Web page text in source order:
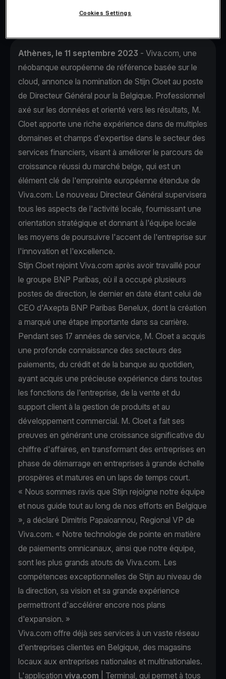
Athènes, le 11 septembre 2023 - Viva.com, une
néobanque européenne de référence basée sur le
cloud, annonce la nomination de Stijn Cloet au poste
de Directeur Général pour la Belgique. Professionnel
axé sur les données et orienté vers les résultats, M.
Cloet apporte une riche expérience dans de multiples
domaines et champs d'expertise dans le secteur des
services financiers, visant à améliorer le parcours de
croissance réussi du marché belge, qui est un
élément clé de l'empreinte européenne étendue de
Viva.com. Le nouveau Directeur Général supervisera
tous les aspects de l'activité locale, fournissant une
orientation stratégique et donnant à l'équipe locale
les moyens de poursuivre l'accent de l'entreprise sur
l'innovation et l'excellence.
Stijn Cloet rejoint Viva.com après avoir travaillé pour
le groupe BNP Paribas, où il a occupé plusieurs
postes de direction, le dernier en date étant celui de
CEO d'Axepta BNP Paribas Benelux, dont la création
a marqué une étape importante dans sa carrière.
Pendant ses 17 années de service, M. Cloet a acquis
une profonde connaissance des secteurs des
paiements, du crédit et de la banque au quotidien,
ayant acquis une précieuse expérience dans toutes
les fonctions de l'entreprise, de la vente et du
support client à la gestion de produits et au
développement commercial. M. Cloet a fait ses
preuves en générant une croissance significative du
chiffre d'affaires, en transformant des entreprises en
phase de démarrage en entreprises à grande échelle
prospères et matures en un laps de temps court.
« Nous sommes ravis que Stijn rejoigne notre équipe
et nous guide tout au long de nos efforts en Belgique
», a déclaré Dimitris Papaioannou, Regional VP de
Viva.com. « Notre technologie de pointe en matière
de paiements omnicanaux, ainsi que notre équipe,
sont les plus grands atouts de Viva.com. Les
compétences exceptionnelles de Stijn au niveau de
la direction, sa vision et sa grande expérience
permettront d'accélérer encore nos plans
d'expansion. »
Viva.com offre déjà ses services à un vaste réseau
d'entreprises clientes en Belgique, des magasins
locaux aux entreprises nationales et multinationales.
L'application viva.com | Terminal, qui permet à tous
Cookies Settings